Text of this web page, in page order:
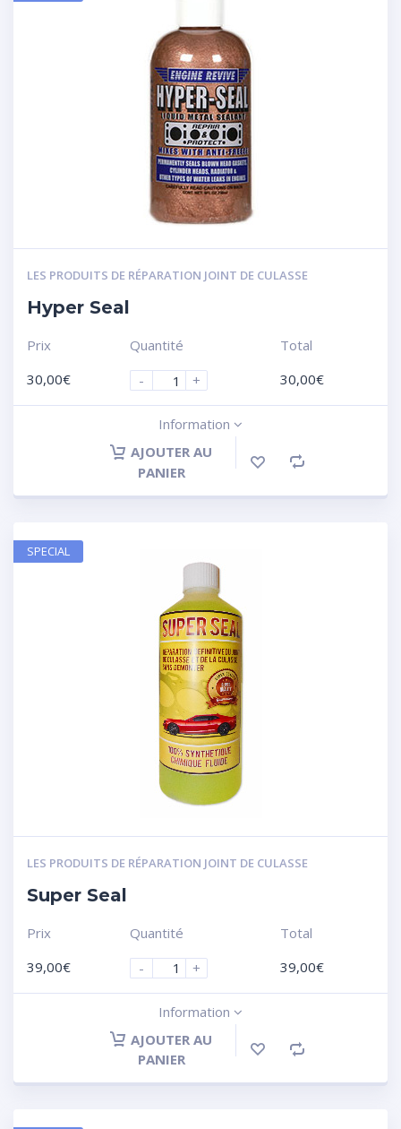
LES PRODUITS DE RÉPARATION JOINT DE CULASSE
Hyper Seal
Prix
30,00€
Quantité
-
+
Total
30,00€
Information
AJOUTER AU
PANIER
LES PRODUITS DE RÉPARATION JOINT DE CULASSE
Super Seal
Prix
39,00€
Quantité
-
+
Total
39,00€
Information
AJOUTER AU
PANIER
SPECIAL